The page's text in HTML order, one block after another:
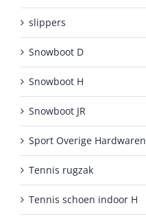
slippers
Snowboot D
Snowboot H
Snowboot JR
Sport Overige Hardwaren
Tennis rugzak
Tennis schoen indoor H